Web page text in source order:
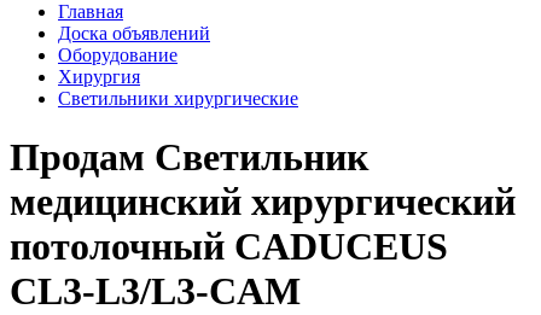
Главная
Доска объявлений
Оборудование
Хирургия
Светильники хирургические
Продам Светильник
медицинский хирургический
потолочный CADUCEUS
CL3-L3/L3-CAM